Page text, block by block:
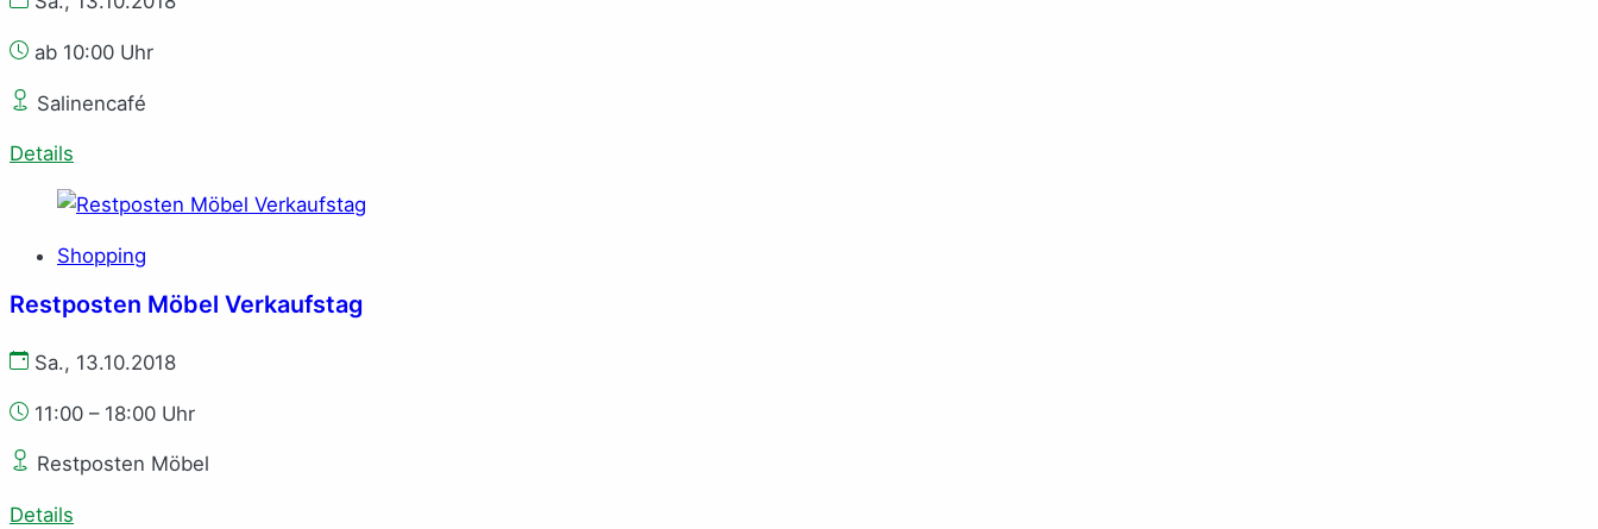
ab 10:00 Uhr
Salinencafé
Details
Shopping
Restposten Möbel Verkaufstag
Sa., 13.10.2018
11:00 – 18:00 Uhr
Restposten Möbel
Details